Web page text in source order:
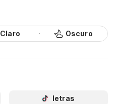
Claro Oscuro
letras